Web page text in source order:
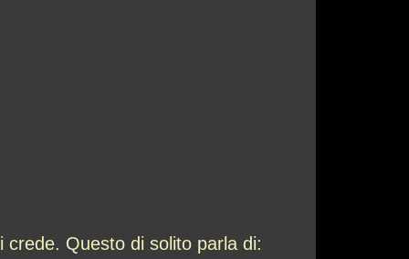
crede. Questo di solito parla di: